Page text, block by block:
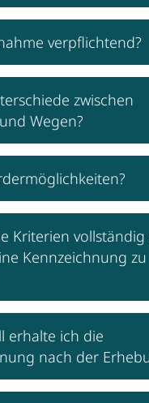
verpflichtend?
zwischen
Wegen?
Kriterien
Kennzeichnung zu
erhalte ich die
nach der